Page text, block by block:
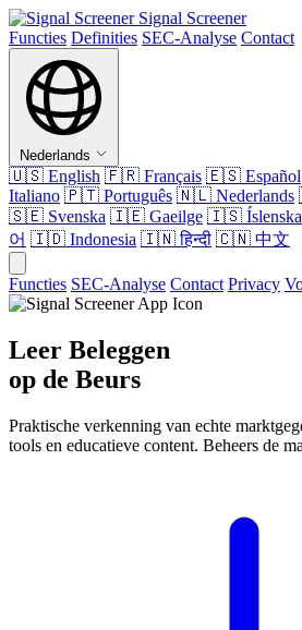
Signal Screener
Functies Definities SEC-Analyse Contact
Nederlands
🇺🇸 English 🇫🇷 Français 🇪🇸 Español
Italiano 🇵🇹 Português 🇳🇱 Nederlands
🇸🇪 Svenska 🇮🇪 Gaeilge 🇮🇸 Íslenska
어 🇮🇩 Indonesia 🇮🇳हिन्दी 🇨🇳 中文
Functies SEC-Analyse Contact Privacy
Leer Beleggen
op de Beurs
Praktische verkenning van echte
tools en educatieve content. Beheers de